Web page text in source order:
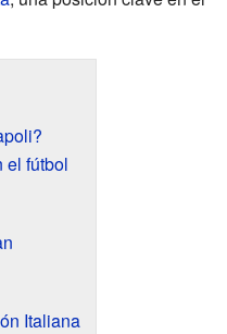
el fútbol
Italiana